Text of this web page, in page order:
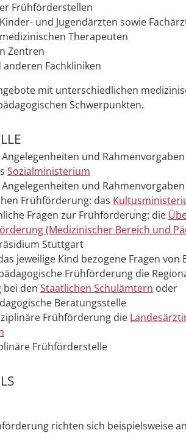
Frühförderstellen
und Jugendärzten sowie
Therapeuten
Zentren
Fachkliniken
mit unterschiedlichen
Schwerpunkten.
und
Sozialministerium
und
Frühförderung: das
Fragen zur Frühförderung: die
(Medizinischer Bereich und
Stuttgart
jeweilige Kind bezogene Fragen von
Frühförderung die
den Staatlichen Schulämtern oder
Beratungsstelle
Frühförderung die
Frühförderstelle
richten sich beispielsweise